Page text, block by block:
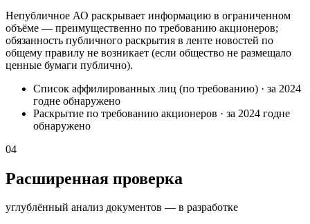
Непубличное АО раскрывает информацию в ограниченном
объёме — преимущественно по требованию акционеров;
обязанность публичного раскрытия в ленте новостей по
общему правилу не возникает (если общество не размещало
ценные бумаги публично).
Список аффилированных лиц (по требованию) · за 2024
годне обнаружено
Раскрытие по требованию акционеров · за 2024 годне
обнаружено
04
Расширенная проверка
углублённый анализ документов — в разработке